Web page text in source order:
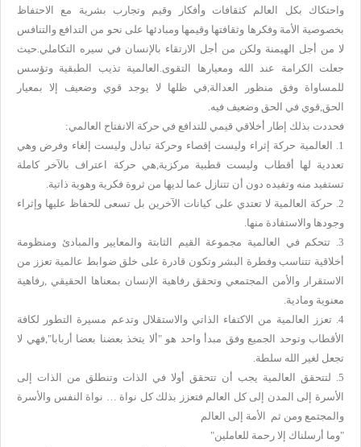
واحتكاك بكل العالم كثقافات وأفكار وقيم وتجارب بشرية مع الاحتفاظ
بخصوصية الأمة وفكرها وثقافتها وقيمها ومبادئها على نحو من التدافع والتنافس
لا من أجل الهيمنة ولكن من أجل الارتقاء بالإنسان في سيره التكاملي.حيث
جعلت الكرامة عند الله ومعيارها التقوى.العالمية تذيب الطبقية وتؤسس
للمساواة وفق منظور العدالة,في ظلها لا يوجد قوي وضعيف إلا بمعيار
الحق,قوي في الحق وضعيف فيه.
فحددت بذلك إطار أخلاقي قيمي للتدافع في حركة الانفتاح العالمي:
1. العالمية حركة إثراء وليست إقصاء وحركة تبادل وليست إلغاء وفرض وهي
تعددية لها أقطاب وليست قطبية مركزية,هي حركة اعتراف بالآخر كاملة
تستفيد منه وتفيده دون أن تتنازل عما لديها من ثروة فكرية وهوية ذاتية.
2. حركة العالمية لا تعتدي على كيانات الآخرين بل تسعى للحفاظ عليها وإثراء
وجودها والاستفادة منها.
3. تتحكم في العالمية مجموعة القيم الثابتة والمعايير والمبادئ ومنظومة
أخلاقية تتناسب وفطرة البشر وتكون قادرة على خلق ضوابط عالمية تعزز من
الاستقرار والأمن المجتمعي وتحقق رفاهية الإنسان بمعناها الحقيقي ,رفاهية
معنوية ومادية.
4. تعزز العالمية من الاكتفاء الذاتي والاستقلال وتدعم مسيرة التطور لكافة
الأقطاب وتوحد الجميع وفق مبدأ واحد هو "ألا يتخذ بعضنا بعضا أربابا",فهي لا
تجعل لغير الله سلطة.
5. لتتحقق العالمية يجب أن تتحقق أولا في الذات وتنطلق من الذات إلى
الأسرة إلى المدن إلى كل العالم فتعزز بذلك كل نواة … نواة النفس والأسرة
والمجتمع ومن ثم الأمة إلى العالم
"وما أرسلناك إلا رحمة للعاملين"